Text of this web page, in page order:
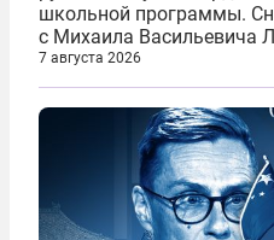
школьной программы.
с Михаила Васильевича
правительства Литвы
предложил исключить
общего образования.
7 августа 2026